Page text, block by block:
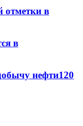
отметки в
в
нефти120